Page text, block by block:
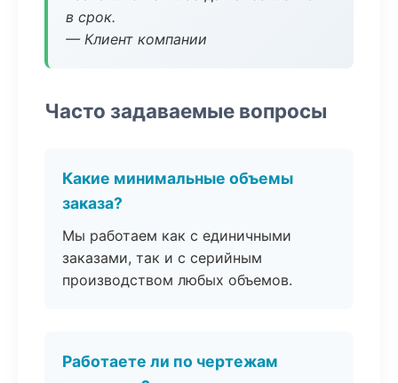
в срок.
— Клиент компании
Часто задаваемые вопросы
Какие минимальные объемы
заказа?
Мы работаем как с единичными
заказами, так и с серийным
производством любых объемов.
Работаете ли по чертежам